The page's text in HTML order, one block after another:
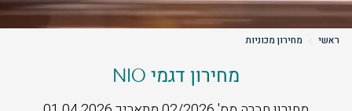
ראשי מחירון מכוניות
מחירון דגמי NIO